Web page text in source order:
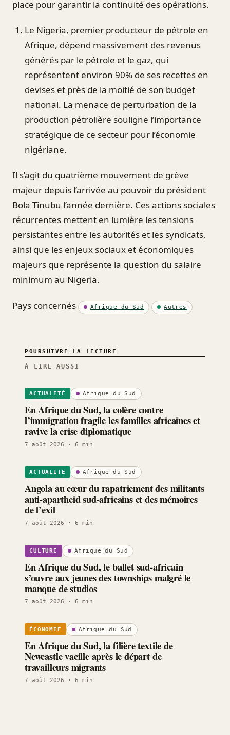
place pour garantir la continuité des opérations.
Le Nigeria, premier producteur de pétrole en
Afrique, dépend massivement des revenus
générés par le pétrole et le gaz, qui
représentent environ 90% de ses recettes en
devises et près de la moitié de son budget
national. La menace de perturbation de la
production pétrolière souligne l’importance
stratégique de ce secteur pour l’économie
nigériane.
Il s’agit du quatrième mouvement de grève
majeur depuis l’arrivée au pouvoir du président
Bola Tinubu l’année dernière. Ces actions sociales
récurrentes mettent en lumière les tensions
persistantes entre les autorités et les syndicats,
ainsi que les enjeux sociaux et économiques
majeurs que représente la question du salaire
minimum au Nigeria.
Pays concernés Afrique du Sud Autres
POURSUIVRE LA LECTURE
À LIRE AUSSI
ACTUALITÉ Afrique du Sud
En Afrique du Sud, la colère contre
l’immigration fragile les familles africaines et
ravive la crise diplomatique
7 août 2026 · 6 min
ACTUALITÉ Afrique du Sud
Angola au cœur du rapatriement des militants
anti-apartheid sud-africains et des mémoires
de l’exil
7 août 2026 · 6 min
CULTURE Afrique du Sud
En Afrique du Sud, le ballet sud-africain
s’ouvre aux jeunes des townships malgré le
manque de studios
7 août 2026 · 6 min
ÉCONOMIE Afrique du Sud
En Afrique du Sud, la filière textile de
Newcastle vacille après le départ de
travailleurs migrants
7 août 2026 · 6 min